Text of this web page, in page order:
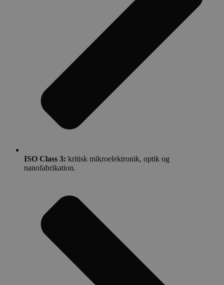
ISO Class 3: kritisk mikroelektronik, optik og
nanofabrikation.